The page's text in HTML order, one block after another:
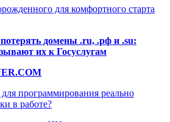
для комфортного старта
домены .ru, .рф и .su:
их к Госуслугам
программирования реально
в работе?